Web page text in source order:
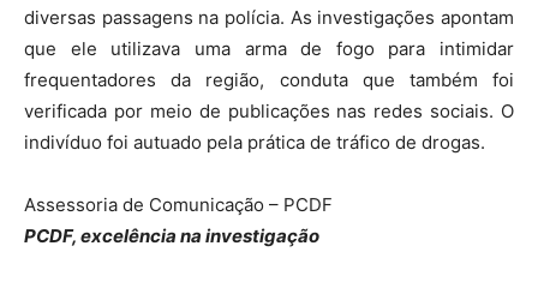
diversas passagens na polícia. As investigações apontam
que ele utilizava uma arma de fogo para intimidar
frequentadores da região, conduta que também foi
verificada por meio de publicações nas redes sociais. O
indivíduo foi autuado pela prática de tráfico de drogas.
Assessoria de Comunicação – PCDF
PCDF, excelência na investigação